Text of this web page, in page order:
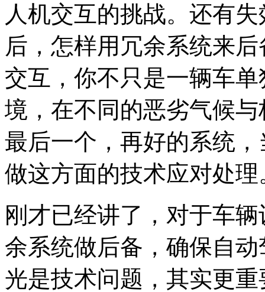
人机交互的挑战。还有
后，怎样用冗余系统来
交互，你不只是一辆车
境，在不同的恶劣气候
最后一个，再好的系统
做这方面的技术应对处理
刚才已经讲了，对于车
余系统做后备，确保自
光是技术问题，其实更